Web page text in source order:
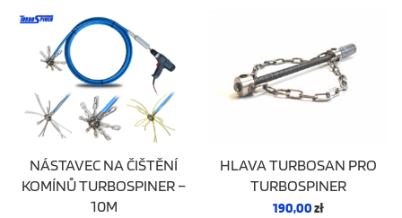
NÁSTAVEC NA ČIŠTĚNÍ
KOMÍNŮ TURBOSPINER –
10M
HLAVA TURBOSAN PRO
TURBOSPINER
190,00zł